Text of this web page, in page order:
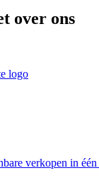
over ons